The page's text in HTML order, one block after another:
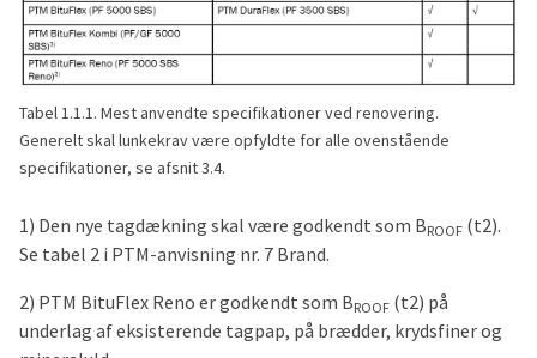
Tabel 1.1.1. Mest anvendte specifikationer ved renovering.
Generelt skal lunkekrav være opfyldte for alle ovenstående
specifikationer, se afsnit 3.4.
1) Den nye tagdækning skal være godkendt som BROOF (t2).
Se tabel 2 i PTM-anvisning nr. 7 Brand.
2) PTM BituFlex Reno er godkendt som BROOF (t2) på
underlag af eksisterende tagpap, på brædder, krydsfiner og